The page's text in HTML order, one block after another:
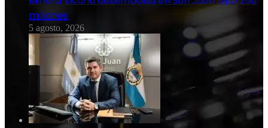
millones
5 agosto, 2026